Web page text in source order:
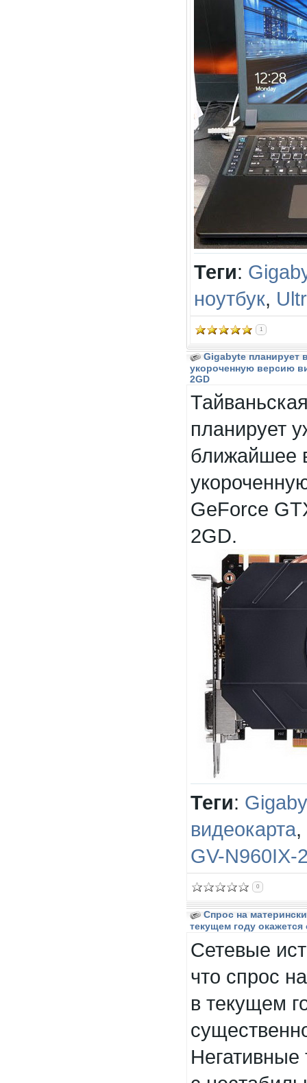
Теги:
ноутбук,
1
Gigabyte планирует
укороченную версию
2GD
планирует
ближайшее
GeForce
2GD.
Теги:
видеокарта,
GV-N960IX-
0
Спрос на
текущем году
Сетевые
что спрос
в текущем